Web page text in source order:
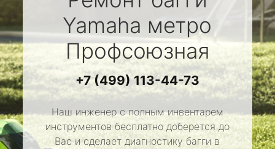
Yamaha метро
Профсоюзная
+7 (499) 113-44-73
Наш инженер с полным инвентарем
инструментов бесплатно доберется до
Вас и сделает диагностику багги в